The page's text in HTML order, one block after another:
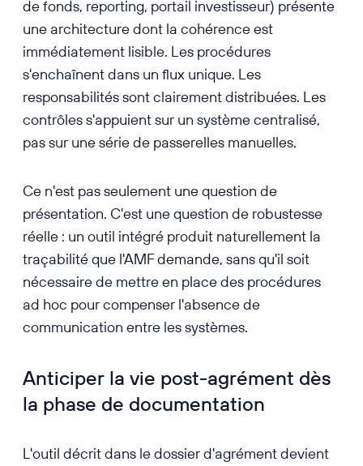
de fonds, reporting, portail investisseur) présente
une architecture dont la cohérence est
immédiatement lisible. Les procédures
s'enchaînent dans un flux unique. Les
responsabilités sont clairement distribuées. Les
contrôles s'appuient sur un système centralisé,
pas sur une série de passerelles manuelles.
Ce n'est pas seulement une question de
présentation. C'est une question de robustesse
réelle : un outil intégré produit naturellement la
traçabilité que l'AMF demande, sans qu'il soit
nécessaire de mettre en place des procédures
ad hoc pour compenser l'absence de
communication entre les systèmes.
Anticiper la vie post-agrément dès
la phase de documentation
L'outil décrit dans le dossier d'agrément devient